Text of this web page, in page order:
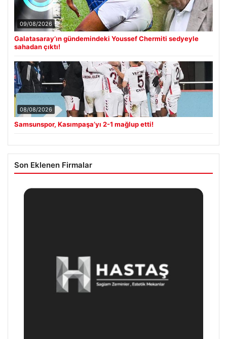
09/08/2026
Galatasaray’ın gündemindeki Youssef Chermiti sedyeyle
sahadan çıktı!
08/08/2026
Samsunspor, Kasımpaşa’yı 2-1 mağlup etti!
Son Eklenen Firmalar